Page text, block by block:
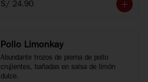
S/ 24.90
Pollo Limonkay
Abundante trozos de pierna de pollo
crujientes, bañadas en salsa de limón
dulce.